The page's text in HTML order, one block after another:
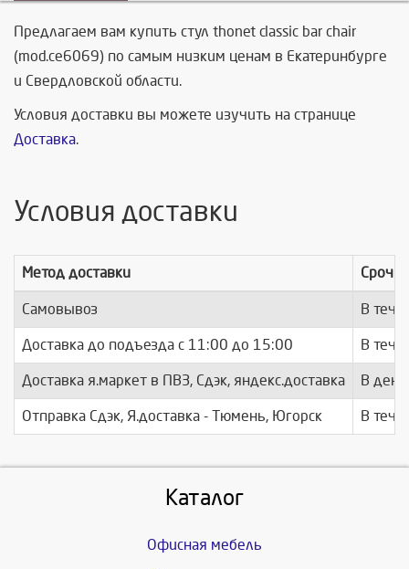
Предлагаем вам купить стул thonet classic bar chair
(mod.сe6069) по самым низким ценам в Екатеринбурге
и Свердловской области.
Условия доставки вы можете изучить на странице
Доставка.
Условия доставки
Метод доставки
Самовывоз В
Доставка до подъезда c 11:00 до 15:00 В
Доставка я.маркет в ПВЗ, Сдэк, яндекс.доставка В день
Отправка Сдэк, Я.доставка - Тюмень, Югорск В
Каталог
Офисная мебель